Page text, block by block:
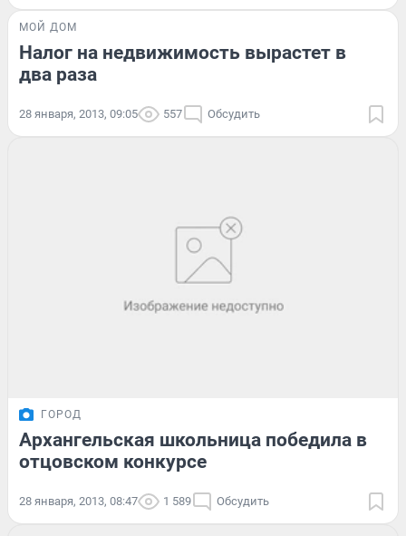
МОЙ ДОМ
Налог на недвижимость вырастет в
два раза
28 января, 2013, 09:05 557 Обсудить
ГОРОД
Архангельская школьница победила в
отцовском конкурсе
28 января, 2013, 08:47 1 589 Обсудить